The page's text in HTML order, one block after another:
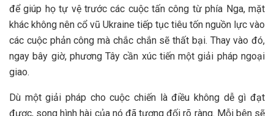
để giúp họ tự vệ trước các cuộc tấn công từ phía Nga, mặt
khác không nên cổ vũ Ukraine tiếp tục tiêu tốn nguồn lực vào
các cuộc phản công mà chắc chắn sẽ thất bại. Thay vào đó,
ngay bây giờ, phương Tây cần xúc tiến một giải pháp ngoại
giao.
Dù một giải pháp cho cuộc chiến là điều không dễ gì đạt
được, song hình hài của nó đã tương đối rõ ràng. Mỗi bên sẽ